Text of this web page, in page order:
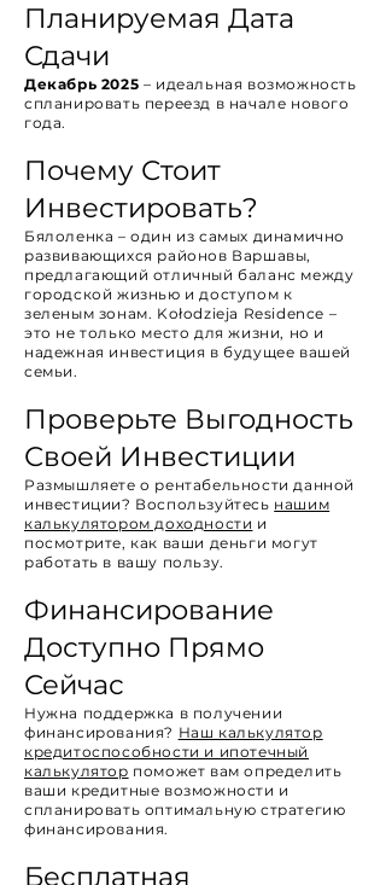
Планируемая Дата
Сдачи
Декабрь 2025 – идеальная возможность
спланировать переезд в начале нового
года.
Почему Стоит
Инвестировать?
Бялоленка – один из самых динамично
развивающихся районов Варшавы,
предлагающий отличный баланс между
городской жизнью и доступом к
зеленым зонам. Kołodzieja Residence –
это не только место для жизни, но и
надежная инвестиция в будущее вашей
семьи.
Проверьте Выгодность
Своей Инвестиции
Размышляете о рентабельности данной
инвестиции? Воспользуйтесь нашим
калькулятором доходности и
посмотрите, как ваши деньги могут
работать в вашу пользу.
Финансирование
Доступно Прямо
Сейчас
Нужна поддержка в получении
финансирования? Наш калькулятор
кредитоспособности и ипотечный
калькулятор поможет вам определить
ваши кредитные возможности и
спланировать оптимальную стратегию
финансирования.
Бесплатная